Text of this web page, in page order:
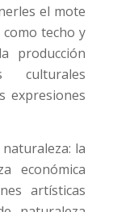
el mote
techo y
producción
culturales
expresiones
la
económica
artísticas